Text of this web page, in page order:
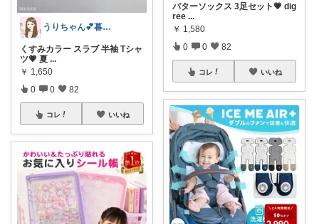
うりちゃん💕暮らし🏡キッズ👶ママ
くすみカラー スラブ 半袖 Tシャ
ツ💗 夏 ...
￥ 1,650
0 0 82
コレ いいね
バターソックス 3足セット💗 dig
ree ...
￥ 1,580
0 0 82
コレ いいね